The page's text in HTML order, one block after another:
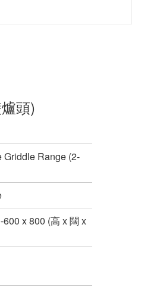
頭)
Griddle Range (2-
600 x 800 (高 x 闊 x